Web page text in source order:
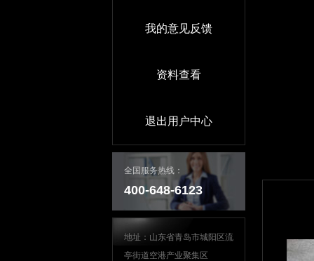
我的意见反馈
资料查看
退出用户中心
全国服务热线：
400-648-6123
地址：山东省青岛市城阳区流
亭街道空港产业聚集区